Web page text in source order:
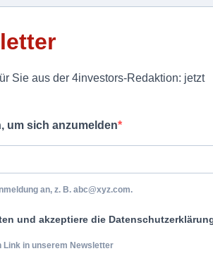
Sie aus der 4investors-Redaktion: jetzt
um sich anzumelden
an, z. B. abc@xyz.com.
und akzeptiere die
Link in unserem Newsletter